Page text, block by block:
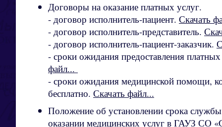
Договоры на оказание платных услуг.
- договор исполнитель-пациент. Скачать
- договор исполнитель-представитель.
- договор исполнитель-пациент-заказчик.
- сроки ожидания предоставления
файл...
- сроки ожидания медицинской помощи,
бесплатно. Скачать файл...
Положение об установлении срока
оказании медицинских услуг в ГАУЗ СО